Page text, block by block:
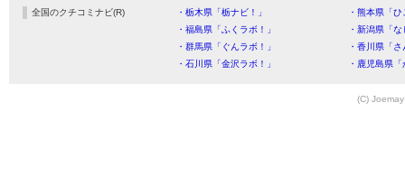
全国のクチコミナビ(R) ・栃木県「栃ナビ！」
・熊本県「
・福島県「ふくラボ！」
・新潟県「
・群馬県「ぐんラボ！」
・香川県「
・石川県「金沢ラボ！」
・鹿児島県
(C)